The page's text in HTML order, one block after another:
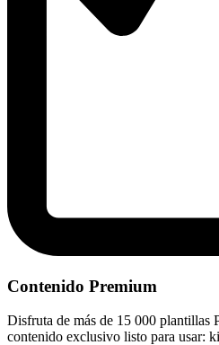
Contenido Premium
Disfruta de más de 15 000 plantillas
contenido exclusivo listo para usar: